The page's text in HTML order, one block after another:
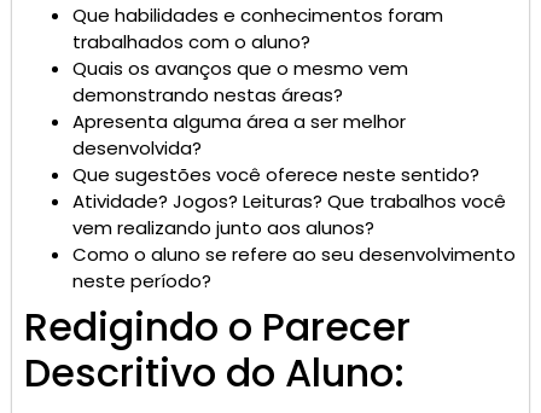
Que habilidades e conhecimentos foram
trabalhados com o aluno?
Quais os avanços que o mesmo vem
demonstrando nestas áreas?
Apresenta alguma área a ser melhor
desenvolvida?
Que sugestões você oferece neste sentido?
Atividade? Jogos? Leituras? Que trabalhos você
vem realizando junto aos alunos?
Como o aluno se refere ao seu desenvolvimento
neste período?
Redigindo o Parecer
Descritivo do Aluno: